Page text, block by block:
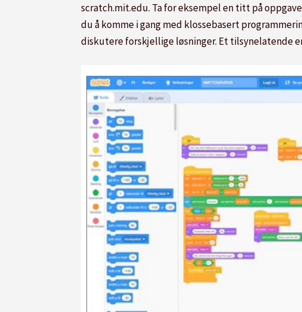
scratch.mit.edu. Ta for eksempel en titt på
du å komme i gang med klossebasert
diskutere forskjellige løsninger. Et tilsynelatende